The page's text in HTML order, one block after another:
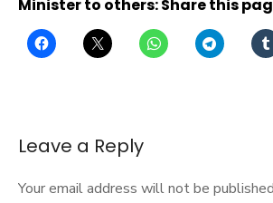
Minister to others: Share this
Leave a Reply
Your email address will not be